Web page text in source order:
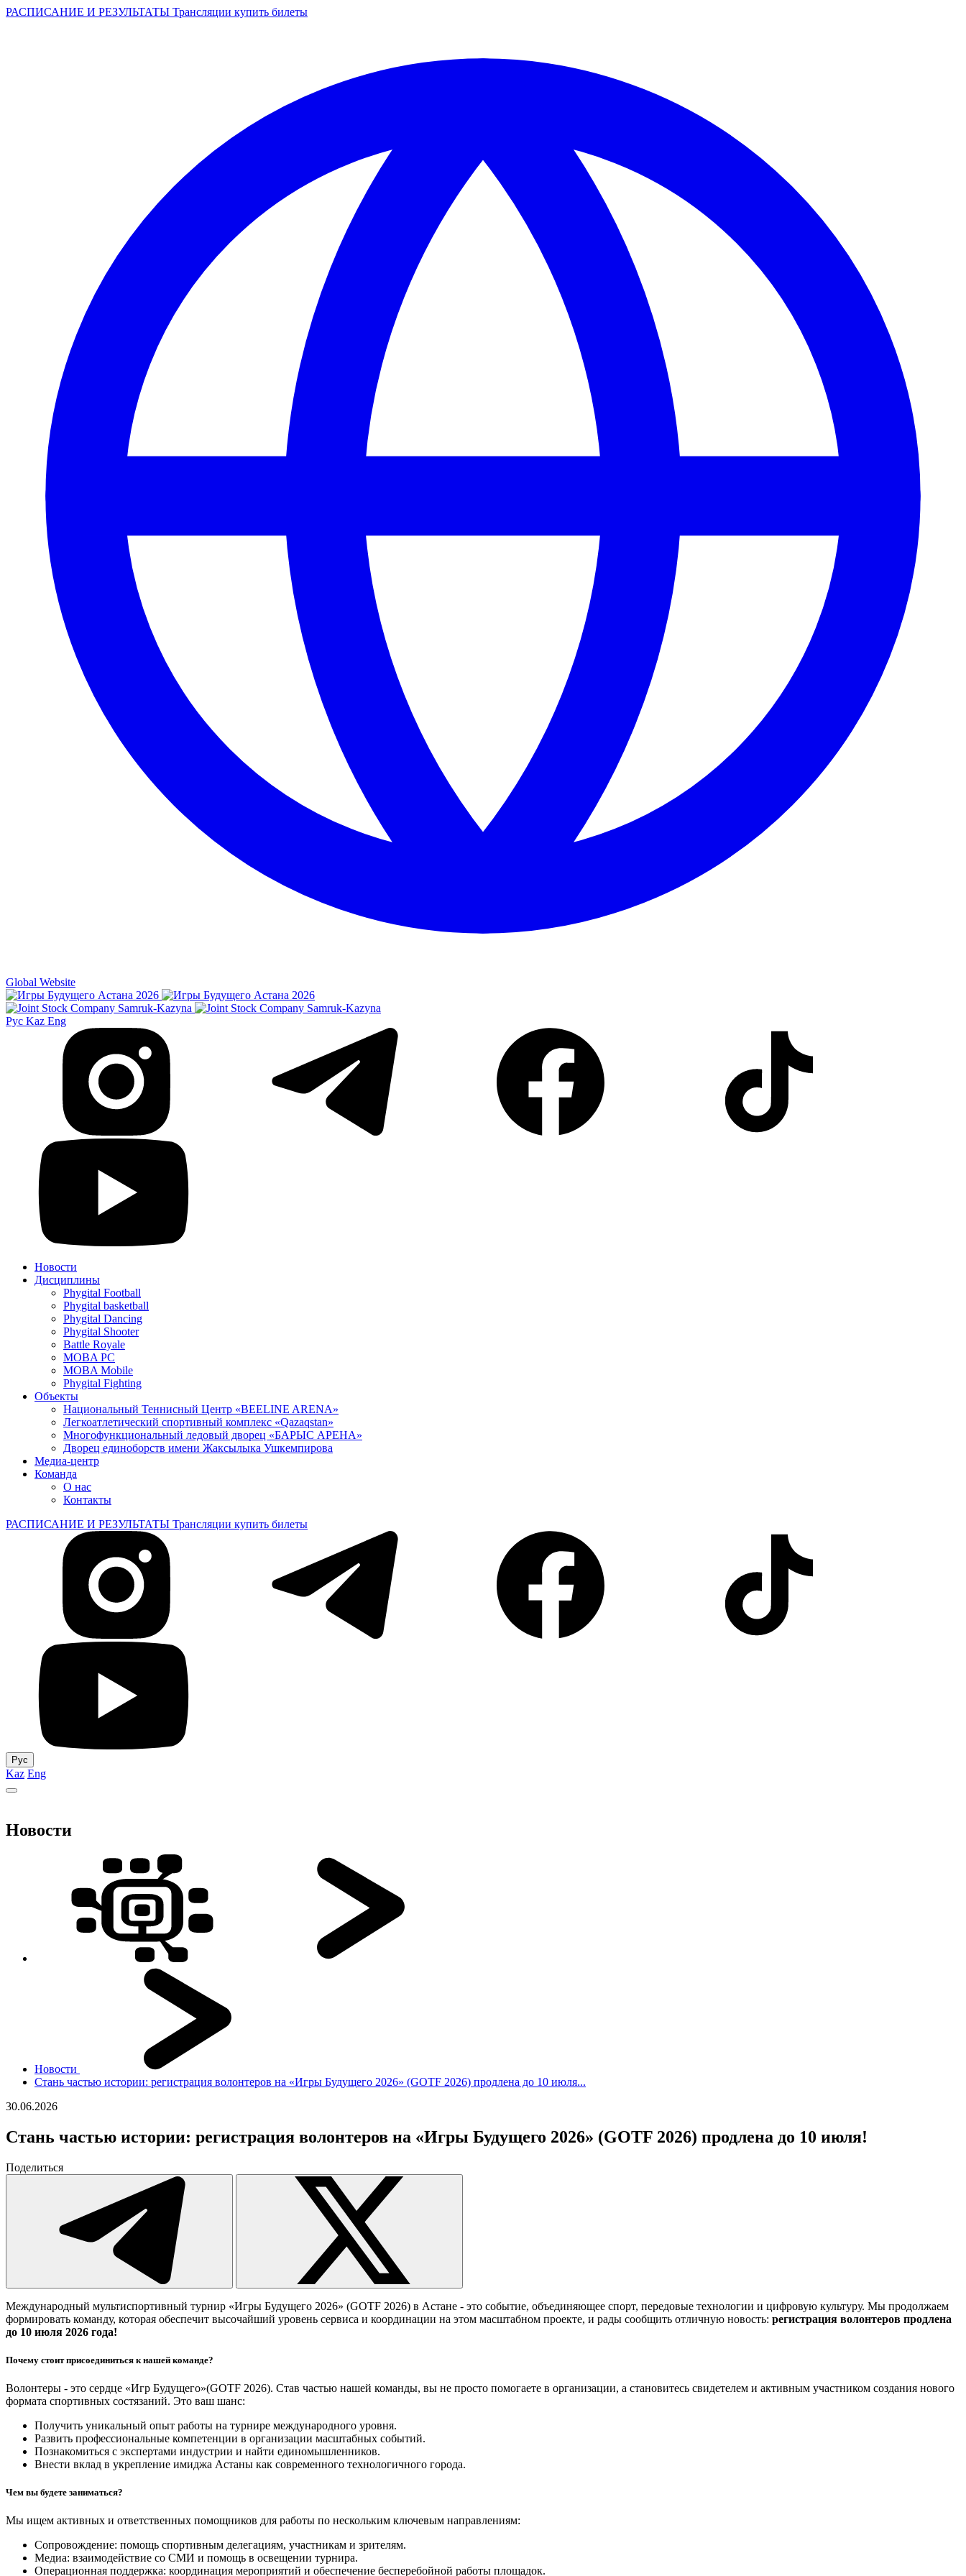
РАСПИСАНИЕ И РЕЗУЛЬТАТЫ Трансляции купить билеты
Global Website
Рус Kaz Eng
Новости
Дисциплины
Phygital Football
Phygital basketball
Phygital Dancing
Phygital Shooter
Battle Royale
MOBA PC
MOBA Mobile
Phygital Fighting
Объекты
Национальный Теннисный Центр «BEELINE ARENA»
Легкоатлетический спортивный комплекс «Qazaqstan»
Многофункциональный ледовый дворец «БАРЫС АРЕНА»
Дворец единоборств имени Жаксылыка Ушкемпирова
Медиа-центр
Команда
О нас
Контакты
РАСПИСАНИЕ И РЕЗУЛЬТАТЫ Трансляции купить билеты
Рус
Kaz Eng
Новости
Новости
Стань частью истории: регистрация волонтеров на «Игры Будущего 2026» (GOTF 2026) продлена до 10 июля...
30.06.2026
Стань частью истории: регистрация волонтеров на «Игры Будущего 2026» (GOTF 2026) продлена до 10 июля!
Поделиться
Международный мультиспортивный турнир «Игры Будущего 2026» (GOTF 2026) в Астане - это событие, объединяющее спорт, передовые технологии и цифровую культуру. Мы продолжаем
формировать команду, которая обеспечит высочайший уровень сервиса и координации на этом масштабном проекте, и рады сообщить отличную новость: регистрация волонтеров продлена
до 10 июля 2026 года!
Почему стоит присоединиться к нашей команде?
Волонтеры - это сердце «Игр Будущего»(GOTF 2026). Став частью нашей команды, вы не просто помогаете в организации, а становитесь свидетелем и активным участником создания нового
формата спортивных состязаний. Это ваш шанс:
Получить уникальный опыт работы на турнире международного уровня.
Развить профессиональные компетенции в организации масштабных событий.
Познакомиться с экспертами индустрии и найти единомышленников.
Внести вклад в укрепление имиджа Астаны как современного технологичного города.
Чем вы будете заниматься?
Мы ищем активных и ответственных помощников для работы по нескольким ключевым направлениям:
Сопровождение: помощь спортивным делегациям, участникам и зрителям.
Медиа: взаимодействие со СМИ и помощь в освещении турнира.
Операционная поддержка: координация мероприятий и обеспечение бесперебойной работы площадок.